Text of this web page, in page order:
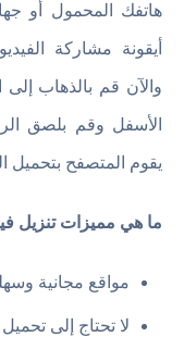
هاتفك المحمول أو
أيقونة مشاركة
والآن قم بالذهاب
الأسفل وقم بلصق
يقوم المتصفح بتحميل
ما هي مميزات تنزيل
مواقع مجانية
لا تحتاج إلى